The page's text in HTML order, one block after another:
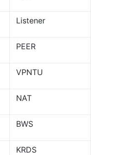
Listener
PEER
VPNTU
NAT
BWS
KRDS